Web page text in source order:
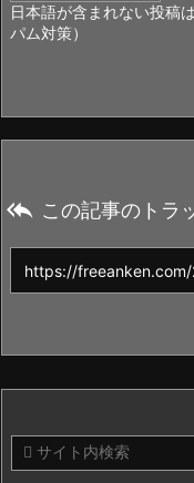
日本語が含まれない投稿
パム対策）
 この記事のトラ